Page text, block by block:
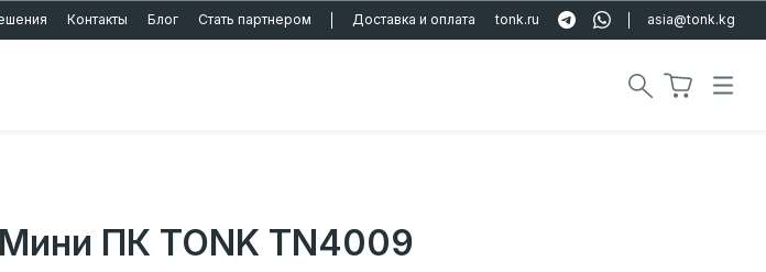
Контакты Блог Стать партнером Доставка и оплата tonk.ru asia@tonk.kg
Мини ПК TONK TN4009